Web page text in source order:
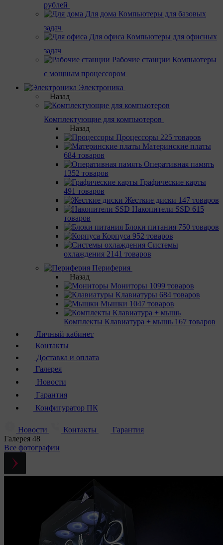
рублей
Для дома Компьютеры для базовых
задач
Для офиса Компьютеры для офисных
задач
Рабочие станции Компьютеры
с мощным процессором
Электроника
Назад
Комплектующие для компьютеров
Назад
Процессоры 225 товаров
Материнcкие платы
684 товаров
Оперативная память
1352 товаров
Графические карты
491 товаров
Жесткие диски 147 товаров
Накопители SSD 615
товаров
Блоки питания 750 товаров
Корпуса 952 товаров
Системы
охлаждения 2141 товаров
Периферия
Назад
Мониторы 1099 товаров
Клавиатуры 684 товаров
Мышки 1047 товаров
Комплекты Клавиатура + мышь 167 товаров
Личный кабинет
Контакты
Доставка и оплата
Галерея
Новости
Гарантия
Конфигуратор ПК
Новости Контакты
Гарантия
Галерея 48
Все фотографии